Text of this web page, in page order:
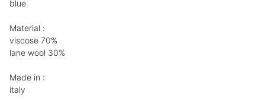
blue
Material :
viscose 70%
lane wool 30%
Made in :
italy